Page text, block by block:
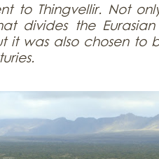
to Thingvellir. Not
divides the
it was also chosen to